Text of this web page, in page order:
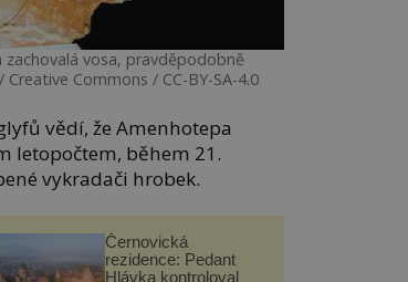
zachovalá vosa, pravděpodobně
Commons / CC-BY-SA-4.0
vědí, že Amenhotepa
letopočtem, během 21.
vykradači hrobek.
Černovická
rezidence: Pedant
Hlávka kontroloval